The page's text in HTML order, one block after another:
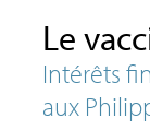
Le
Intérêts
aux